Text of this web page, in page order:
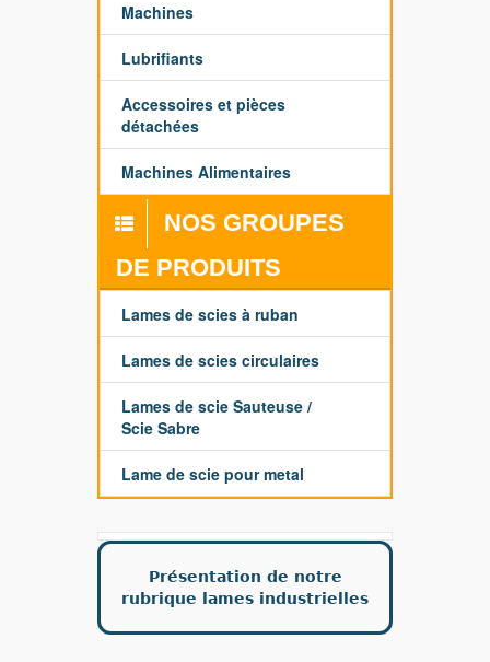
Machines
Lubrifiants
Accessoires et pièces
détachées
Machines Alimentaires
NOS GROUPES
DE PRODUITS
Lames de scies à ruban
Lames de scies circulaires
Lames de scie Sauteuse /
Scie Sabre
Lame de scie pour metal
Présentation de notre
rubrique lames industrielles